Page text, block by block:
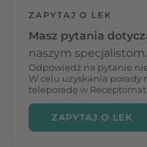
ZAPYTAJ O LEK
Masz pytania
naszym specjalistom.
Odpowiedź na pytanie
W celu uzyskania porady
teleporadę w Receptomat.
ZAPYTAJ O LEK